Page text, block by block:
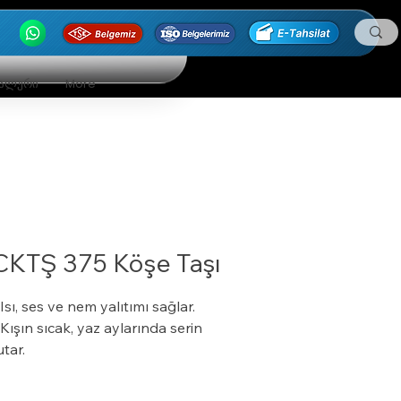
More
375 Köşe Taşı
ses ve nem yalıtımı sağlar.
Kışın sıcak, yaz aylarında serin